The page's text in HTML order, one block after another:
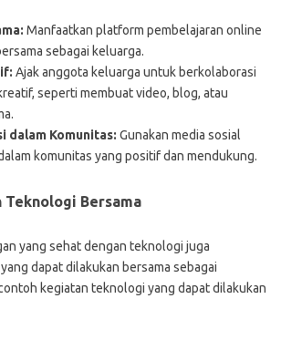
Manfaatkan platform pembelajaran online
sebagai keluarga.
Ajak anggota keluarga untuk berkolaborasi
seperti membuat video, blog, atau
dalam Komunitas: Gunakan media sosial
komunitas yang positif dan mendukung.
Teknologi Bersama
yang sehat dengan teknologi juga
dapat dilakukan bersama sebagai
kegiatan teknologi yang dapat dilakukan